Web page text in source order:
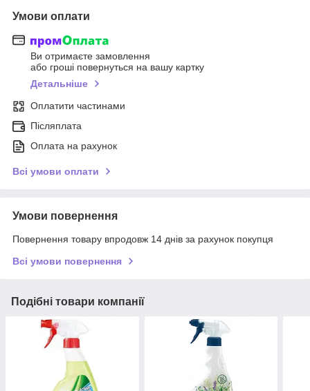
Умови оплати
Ви отримаєте замовлення
або гроші повернуться на вашу картку
Детальніше
Оплатити частинами
Післяплата
Оплата на рахунок
Всі умови оплати
Умови повернення
Повернення товару впродовж 14 днів за рахунок покупця
Всі умови повернення
Подібні товари компанії